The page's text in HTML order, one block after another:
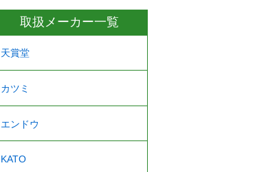
取扱メーカー一覧
天賞堂
カツミ
エンドウ
KATO